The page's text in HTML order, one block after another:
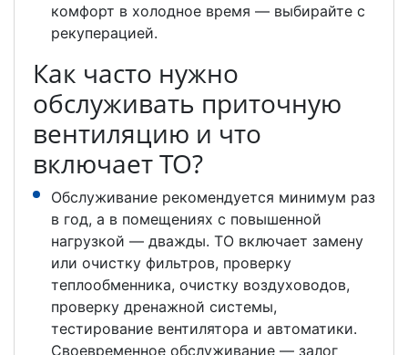
комфорт в холодное время — выбирайте с
рекуперацией.
Как часто нужно
обслуживать приточную
вентиляцию и что
включает ТО?
Обслуживание рекомендуется минимум раз
в год, а в помещениях с повышенной
нагрузкой — дважды. ТО включает замену
или очистку фильтров, проверку
теплообменника, очистку воздуховодов,
проверку дренажной системы,
тестирование вентилятора и автоматики.
Своевременное обслуживание — залог